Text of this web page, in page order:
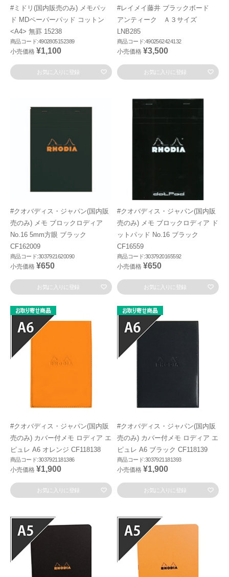
#ミドリ(国内販売のみ) メモパッ
ド MDペーパーパッド コットン
<A4> 無罫 15238
商品コード:4902805152389
小売価格 ¥1,100
お気に入りに登録
#レイメイ藤井 ブラックボード
アンティーク Ａ３サイズ
LNB285
商品コード:4902562424132
小売価格 ¥3,500
お気に入りに登録
#クオバディス・ジャパン(国内販
売のみ) メモ ブロックロディア
No.16 5mm方眼 ブラック
CF162009
商品コード:3037921620090
小売価格 ¥650
お気に入りに登録
#クオバディス・ジャパン(国内販
売のみ) メモ ブロックロディア ド
ットパッド No.16 ブラック
CF16559
商品コード:3037920165592
小売価格 ¥650
お気に入りに登録
#クオバディス・ジャパン(国内販
売のみ) カバー付メモ ロディア エ
ピュレ A6 オレンジ CF118138
商品コード:3037921181386
小売価格 ¥1,900
お気に入りに登録
#クオバディス・ジャパン(国内販
売のみ) カバー付メモ ロディア エ
ピュレ A6 ブラック CF118139
商品コード:3037921181393
小売価格 ¥1,900
お気に入りに登録